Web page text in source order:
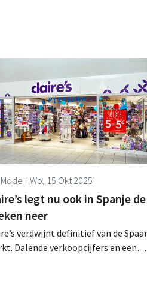
Mode Wo, 15 Okt 2025
legt nu ook in Spanje de
neer
verdwijnt definitief van de
Dalende verkoopcijfers en een